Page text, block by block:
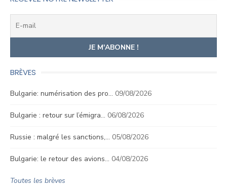
BRÈVES
Bulgarie: numérisation des pro… 09/08/2026
Bulgarie : retour sur l’émigra… 06/08/2026
Russie : malgré les sanctions,… 05/08/2026
Bulgarie: le retour des avions… 04/08/2026
Toutes les brèves